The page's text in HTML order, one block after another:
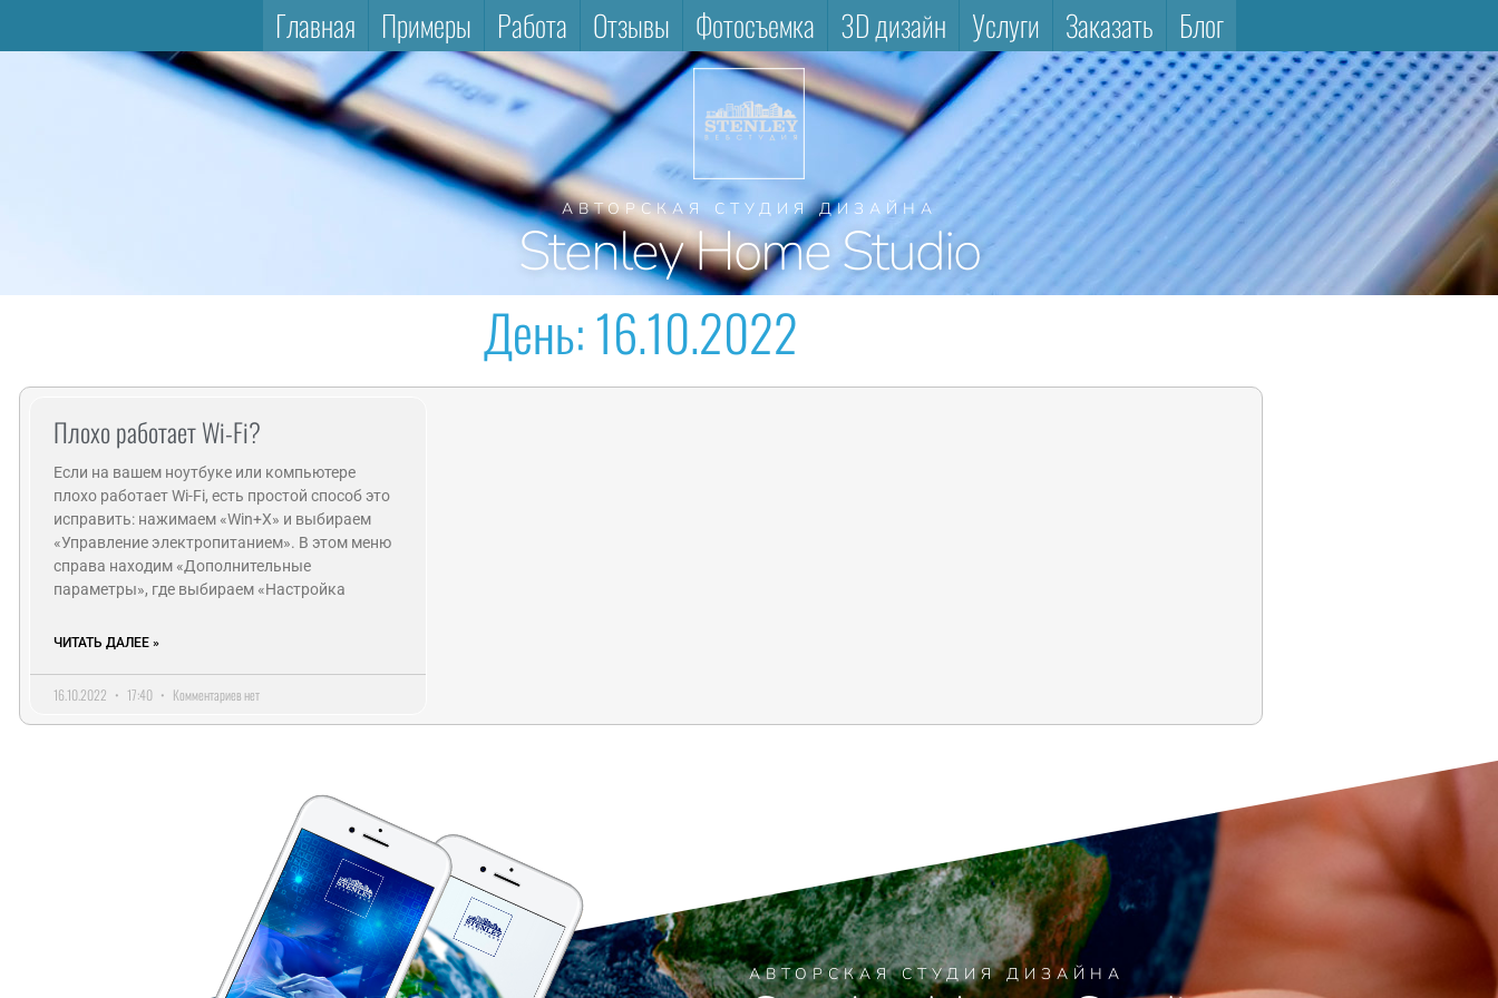
Главная Примеры Работа Отзывы Фотосъемка 3D дизайн Услуги Заказать Блог
АВТОРСКАЯ СТУДИЯ ДИЗАЙНА
Stenley Home Studio
День:16.10.2022
Плохо работает Wi-Fi?
Если на вашем ноутбуке или компьютере
плохо работает Wi-Fi, есть простой способ это
исправить: нажимаем «Win+X» и выбираем
«Управление электропитанием». В этом меню
справа находим «Дополнительные
параметры», где выбираем «Настройка
ЧИТАТЬ ДАЛЕЕ »
16.10.2022 17:40 Комментариев нет
АВТОРСКАЯ СТУДИЯ ДИЗАЙНА